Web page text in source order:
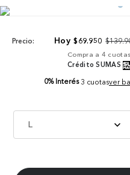
Precio: $69.950 $139.
Compra a 4
Crédito SUMAS
0% Interés 3 cuotasver
L